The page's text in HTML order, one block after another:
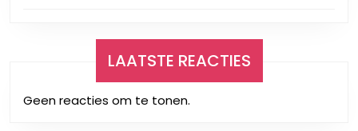
LAATSTE REACTIES
Geen reacties om te tonen.